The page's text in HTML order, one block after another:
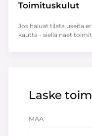
Laske
MAA
Toimituskulut
Jos haluat tilata useita
kautta - siellä näet